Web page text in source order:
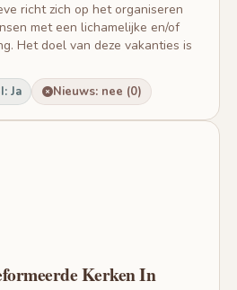
richt zich op het organiseren
met een lichamelijke en/of
Het doel van deze vakanties is
Ja Nieuws: nee (0)
Kerken In